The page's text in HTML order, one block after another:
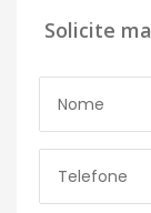
Solicite